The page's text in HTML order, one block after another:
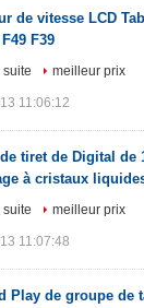
de vitesse LCD
F39
suite meilleur prix
11:06:12
tiret de Digital de
à cristaux
suite meilleur prix
11:07:48
Play de groupe de